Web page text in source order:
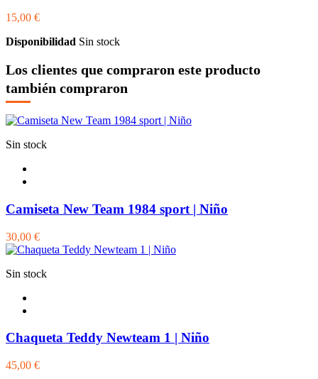
15,00 €
Disponibilidad Sin stock
Los clientes que compraron este producto
también compraron
Sin stock
Camiseta New Team 1984 sport | Niño
30,00 €
Sin stock
Chaqueta Teddy Newteam 1 | Niño
45,00 €